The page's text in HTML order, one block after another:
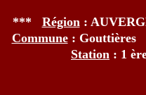
*** Région:
Commune:
Station : 1